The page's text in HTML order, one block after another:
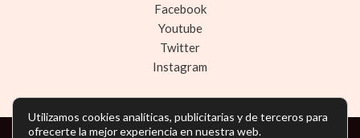
Facebook
Youtube
Twitter
Instagram
Utilizamos cookies analíticas, publicitarias y de terceros para
ofrecerte la mejor experiencia en nuestra web.